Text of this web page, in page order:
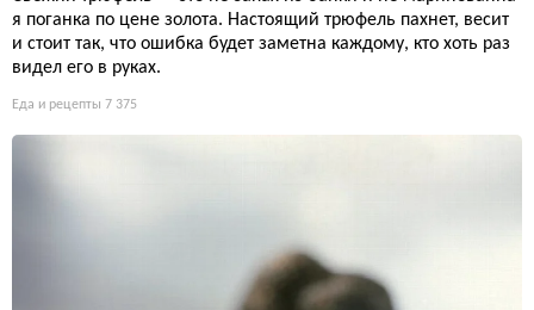
я поганка по цене золота. Настоящий трюфель пахнет, весит
и стоит так, что ошибка будет заметна каждому, кто хоть раз
видел его в руках.
Еда и рецепты 7 375